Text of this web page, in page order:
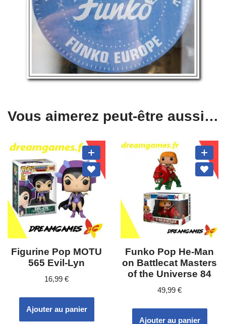
Vous aimerez peut-être aussi…
Figurine Pop MOTU
565 Evil-Lyn
16,99 €
Ajouter au panier
Funko Pop He-Man
on Battlecat Masters
of the Universe 84
49,99 €
Ajouter au panier